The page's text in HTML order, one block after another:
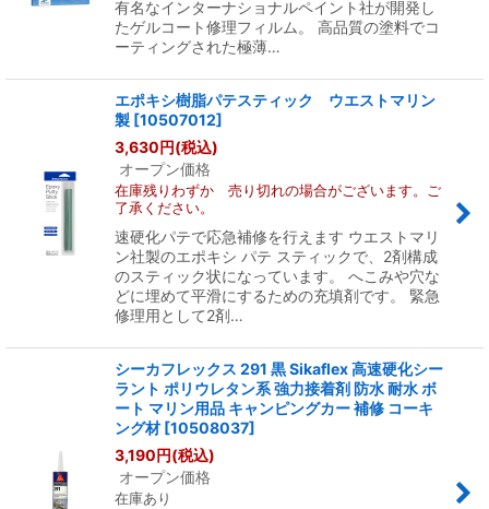
有名なインターナショナルペイント社が開発し
たゲルコート修理フィルム。 高品質の塗料でコ
ーティングされた極薄…
エポキシ樹脂パテスティック ウエストマリン
製 [10507012]
3,630円(税込)
オープン価格
在庫残りわずか 売り切れの場合がございます。ご
了承ください。
速硬化パテで応急補修を行えます ウエストマリ
ン社製のエポキシ パテ スティックで、2剤構成
のスティック状になっています。 へこみや穴な
どに埋めて平滑にするための充填剤です。 緊急
修理用として2剤…
シーカフレックス 291 黒 Sikaflex 高速硬化シー
ラント ポリウレタン系 強力接着剤 防水 耐水 ボ
ート マリン用品 キャンピングカー 補修 コーキ
ング材 [10508037]
3,190円(税込)
オープン価格
在庫あり